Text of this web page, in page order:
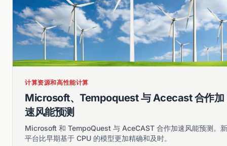
计算资源和高性能计算
Microsoft、Tempoquest 与 Acecast 合作加
速风能预测
Microsoft 和 TempoQuest 与 AceCAST 合作加速风能预测。新
平台比早期基于 CPU 的模型更加精确和及时。